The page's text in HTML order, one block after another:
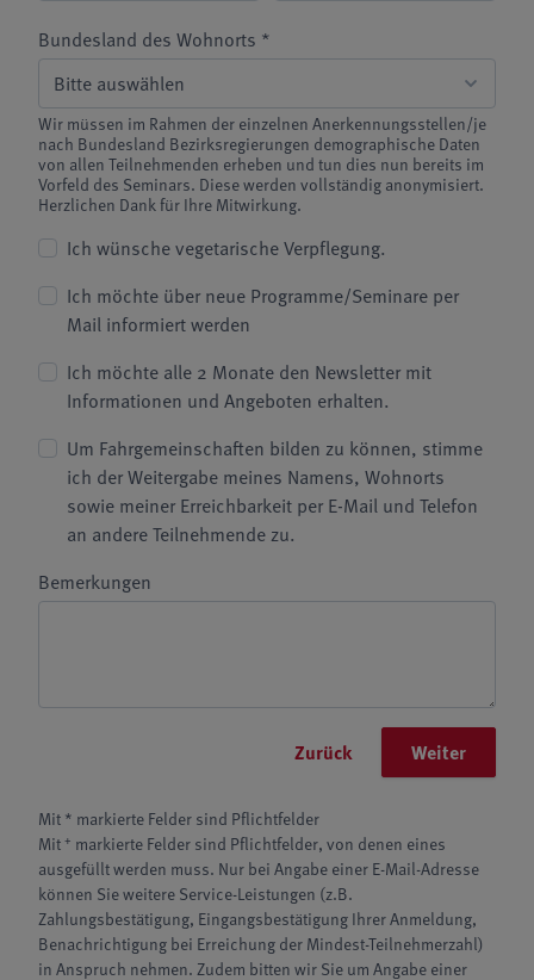
Bundesland des Wohnorts *
Wir müssen im Rahmen der einzelnen Anerkennungsstellen/je
nach Bundesland Bezirksregierungen demographische Daten
von allen Teilnehmenden erheben und tun dies nun bereits im
Vorfeld des Seminars. Diese werden vollständig anonymisiert.
Herzlichen Dank für Ihre Mitwirkung.
Ich wünsche vegetarische Verpflegung.
Ich möchte über neue Programme/Seminare per
Mail informiert werden
Ich möchte alle 2 Monate den Newsletter mit
Informationen und Angeboten erhalten.
Um Fahrgemeinschaften bilden zu können, stimme
ich der Weitergabe meines Namens, Wohnorts
sowie meiner Erreichbarkeit per E-Mail und Telefon
an andere Teilnehmende zu.
Bemerkungen
Zurück Weiter
Mit * markierte Felder sind Pflichtfelder
Mit+ markierte Felder sind Pflichtfelder, von denen eines
ausgefüllt werden muss. Nur bei Angabe einer E-Mail-Adresse
können Sie weitere Service-Leistungen (z.B.
Zahlungsbestätigung, Eingangsbestätigung Ihrer Anmeldung,
Benachrichtigung bei Erreichung der Mindest-Teilnehmerzahl)
in Anspruch nehmen. Zudem bitten wir Sie um Angabe einer